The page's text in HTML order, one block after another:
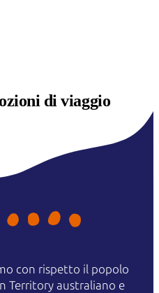
di viaggio
con rispetto il popolo
Territory australiano e